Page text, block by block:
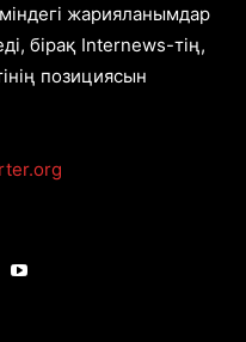
жарияланымдар
бірақ Internews-тің,
позициясын